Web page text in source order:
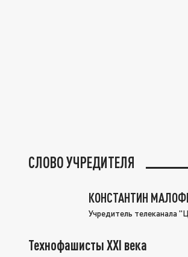
СЛОВО УЧРЕДИТЕЛЯ
КОНСТАНТИН
Учредитель телеканала
Технофашисты XXI века